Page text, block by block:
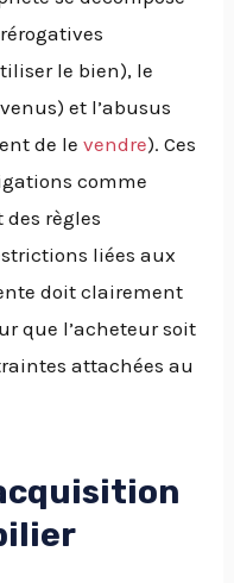
le bien), le
et l’abusus
de levendre). Ces
comme
des règles
liées aux
doit clairement
que l’acheteur soit
attachées au